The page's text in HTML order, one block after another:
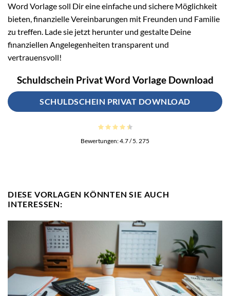
Word Vorlage soll Dir eine einfache und sichere Möglichkeit
bieten, finanzielle Vereinbarungen mit Freunden und Familie
zu treffen. Lade sie jetzt herunter und gestalte Deine
finanziellen Angelegenheiten transparent und
vertrauensvoll!
Schuldschein Privat Word Vorlage Download
SCHULDSCHEIN PRIVAT DOWNLOAD
Bewertungen:4.7/ 5. 275
DIESE VORLAGEN KÖNNTEN SIE AUCH
INTERESSEN: